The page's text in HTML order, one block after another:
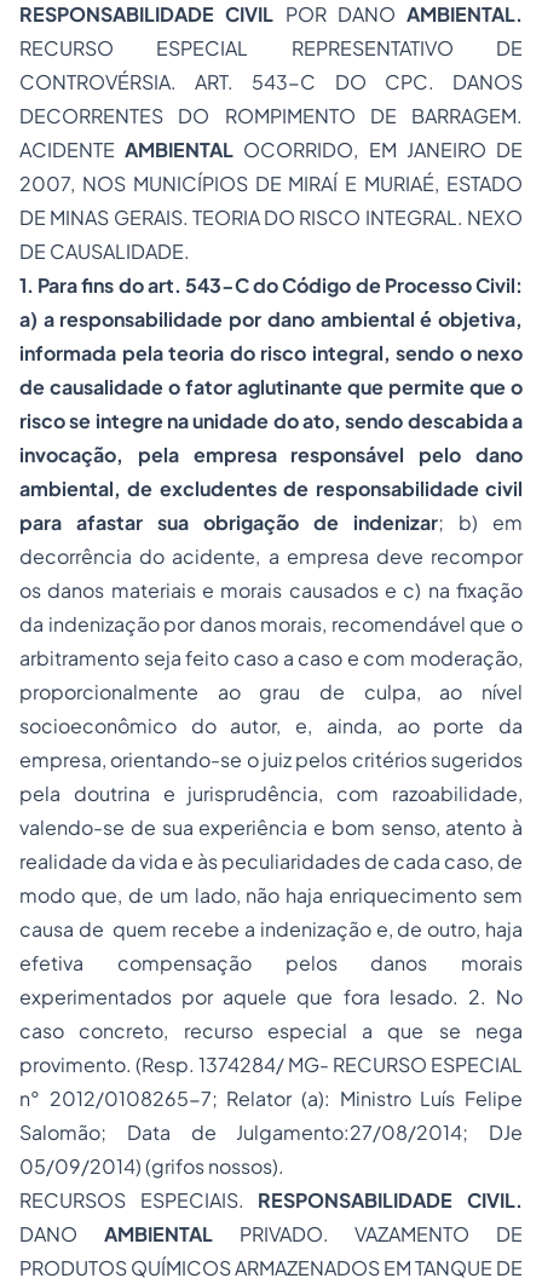
RESPONSABILIDADE CIVIL POR DANO AMBIENTAL.
RECURSO ESPECIAL REPRESENTATIVO DE
CONTROVÉRSIA. ART. 543-C DO CPC. DANOS
DECORRENTES DO ROMPIMENTO DE BARRAGEM.
ACIDENTEAMBIENTAL OCORRIDO, EM JANEIRO DE
2007, NOS MUNICÍPIOS DE MIRAÍ E MURIAÉ, ESTADO
DE MINAS GERAIS. TEORIA DO RISCO INTEGRAL. NEXO
DE CAUSALIDADE.
1. Para fins do art. 543-C do Código de Processo Civil:
a) a responsabilidade por dano ambiental é objetiva,
informada pela teoria do risco integral, sendo o nexo
de causalidade o fator aglutinante que permite que o
risco se integre na unidade do ato, sendo descabida a
invocação, pela empresa responsável pelo dano
ambiental, de excludentes de responsabilidade civil
para afastar sua obrigação de indenizar; b) em
decorrência do acidente, a empresa deve recompor
os danos materiais e morais causados e c) na fixação
da indenização por danos morais, recomendável que o
arbitramento seja feito caso a caso e com moderação,
proporcionalmente ao grau de culpa, ao nível
socioeconômico do autor, e, ainda, ao porte da
empresa, orientando-se o juiz pelos critérios sugeridos
pela doutrina e jurisprudência, com razoabilidade,
valendo-se de sua experiência e bom senso, atento à
realidade da vida e às peculiaridades de cada caso, de
modo que, de um lado, não haja enriquecimento sem
causa de quem recebe a indenização e, de outro, haja
efetiva compensação pelos danos morais
experimentados por aquele que fora lesado. 2. No
caso concreto, recurso especial a que se nega
provimento. (Resp. 1374284/ MG- RECURSO ESPECIAL
n° 2012/0108265-7; Relator (a): Ministro Luís Felipe
Salomão; Data de Julgamento:27/08/2014; DJe
05/09/2014) (grifos nossos).
RECURSOS ESPECIAIS. RESPONSABILIDADE CIVIL.
DANO AMBIENTALPRIVADO. VAZAMENTO DE
PRODUTOS QUÍMICOS ARMAZENADOS EM TANQUE DE